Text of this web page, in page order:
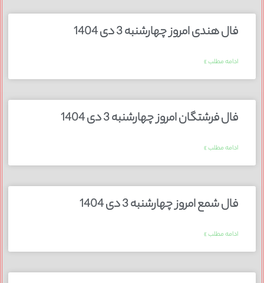
فال هندی امروز چهارشنبه 3 دی 1404
ادامه مطلب »
فال فرشتگان امروز چهارشنبه 3 دی 1404
ادامه مطلب »
فال شمع امروز چهارشنبه 3 دی 1404
ادامه مطلب »